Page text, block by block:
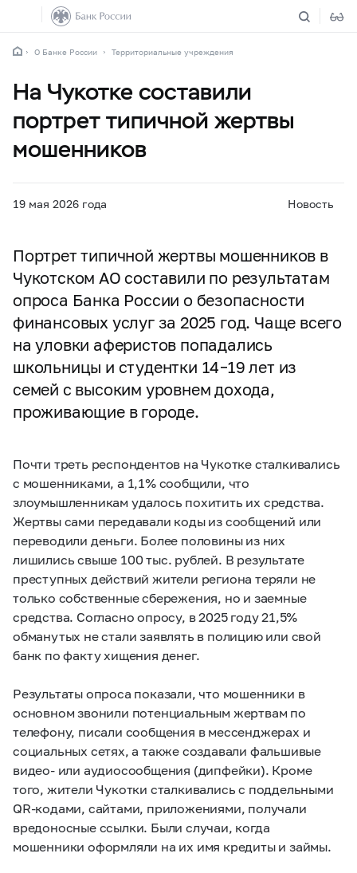
О Банке России Территориальные учреждения
На Чукотке составили
портрет типичной жертвы
мошенников
19 мая 2026 года Новость
Портрет типичной жертвы мошенников в
Чукотском АО составили по результатам
опроса Банка России о безопасности
финансовых услуг за 2025 год. Чаще всего
на уловки аферистов попадались
школьницы и студентки 14–19 лет из
семей с высоким уровнем дохода,
проживающие в городе.
Почти треть респондентов на Чукотке сталкивались
с мошенниками, а 1,1% сообщили, что
злоумышленникам удалось похитить их средства.
Жертвы сами передавали коды из сообщений или
переводили деньги. Более половины из них
лишились свыше 100 тыс. рублей. В результате
преступных действий жители региона теряли не
только собственные сбережения, но и заемные
средства. Согласно опросу, в 2025 году 21,5%
обманутых не стали заявлять в полицию или свой
банк по факту хищения денег.
Результаты опроса показали, что мошенники в
основном звонили потенциальным жертвам по
телефону, писали сообщения в мессенджерах и
социальных сетях, а также создавали фальшивые
видео- или аудиосообщения (дипфейки). Кроме
того, жители Чукотки сталкивались с поддельными
QR-кодами, сайтами, приложениями, получали
вредоносные ссылки. Были случаи, когда
мошенники оформляли на их имя кредиты и займы.